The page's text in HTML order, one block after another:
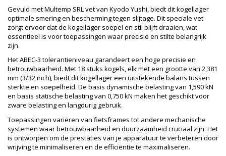
Gevuld met Multemp SRL vet van Kyodo Yushi, biedt dit kogellager
optimale smering en bescherming tegen slijtage. Dit speciale vet
zorgt ervoor dat de kogellager soepel en stil blijft draaien, wat
essentieel is voor toepassingen waar precisie en stilte belangrijk
zijn.
Het ABEC-3 tolerantieniveau garandeert een hoge precisie en
betrouwbaarheid. Met 18 stuks kogels, elk met een grootte van 2,381
mm (3/32 inch), biedt dit kogellager een uitstekende balans tussen
sterkte en soepelheid. De basis dynamische belasting van 1,590 kN
en basis statische belasting van 0,750 kN maken het geschikt voor
zware belasting en langdurig gebruik.
Toepassingen variëren van fietsframes tot andere mechanische
systemen waar betrouwbaarheid en duurzaamheid cruciaal zijn. Het
is ontworpen om de prestaties van je apparatuur te verbeteren door
wrijving te minimaliseren en de efficiëntie te maximaliseren.